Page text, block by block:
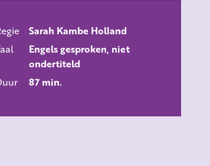
Educatie
Kaartverkoop en
Tarieven
Over Het Ketelhuis
ALLE FILMS
Sarah Kambe Holland
Engels gesproken, niet
ondertiteld
87 min.